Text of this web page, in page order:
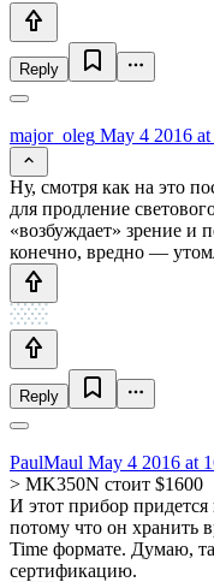
Reply
major_oleg May 4 2016
Ну, смотря как на это
для продление
«возбуждает» зрение и
конечно, вредно —
Reply
PaulMaul May 4 2016 at
> MK350N стоит $1600
И этот прибор
потому что он хранить
Time формате. Думаю,
сертификацию.